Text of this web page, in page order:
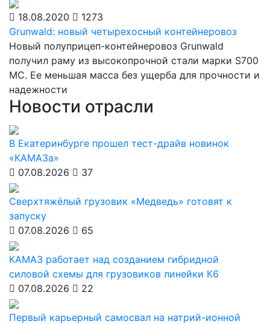
18.08.2020
1273
Grunwald: новый четырехосный контейнеровоз
Новый полуприцеп-контейнеровоз Grunwald
получил раму из высокопрочной стали марки S700
MC. Ее меньшая масса без ущерба для прочности и
надежности
Новости отрасли
В Екатеринбурге прошел тест-драйв новинок
«КАМАЗа»
07.08.2026
37
Сверхтяжёлый грузовик «Медведь» готовят к
запуску
07.08.2026
65
КАМАЗ работает над созданием гибридной
силовой схемы для грузовиков линейки К6
07.08.2026
22
Первый карьерный самосвал на натрий-ионной